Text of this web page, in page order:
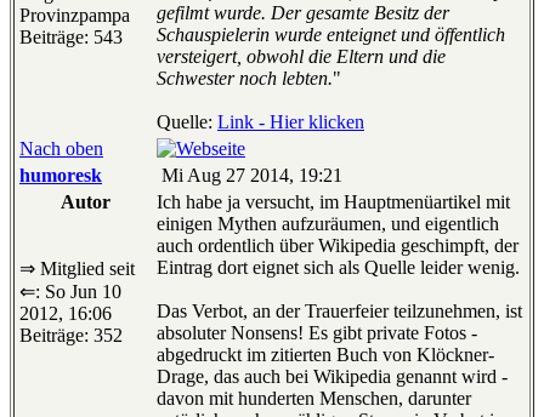
Provinzpampa
Beiträge: 543
gefilmt wurde. Der gesamte Besitz der
Schauspielerin wurde enteignet und öffentlich
versteigert, obwohl die Eltern und die
Schwester noch lebten."
Quelle: Link - Hier klicken
Nach oben
humoresk
Mi Aug 27 2014, 19:21
Autor
⇒ Mitglied seit
⇐: So Jun 10
2012, 16:06
Beiträge: 352
Ich habe ja versucht, im Hauptmenüartikel mit
einigen Mythen aufzuräumen, und eigentlich
auch ordentlich über Wikipedia geschimpft, der
Eintrag dort eignet sich als Quelle leider wenig.
Das Verbot, an der Trauerfeier teilzunehmen, ist
absoluter Nonsens! Es gibt private Fotos -
abgedruckt im zitierten Buch von Klöckner-
Drage, das auch bei Wikipedia genannt wird -
davon mit hunderten Menschen, darunter